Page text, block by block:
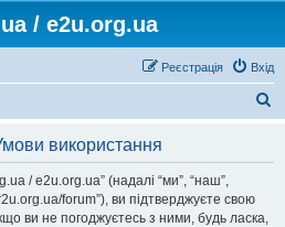
/ e2u.org.ua
Вхід
Реєстрація
використання
/ e2u.org.ua” (надалі “ми”, “наш”,
forum”), ви підтверджуєте свою
ви не погоджуєтесь з ними, будь ласка,